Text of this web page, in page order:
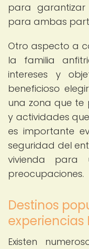
para garantizar
para ambas
Otro aspecto a
la familia
intereses y
beneficioso
una zona que te
y actividades
es importante
seguridad del
vivienda para
preocupaciones.
Destinos
Existen